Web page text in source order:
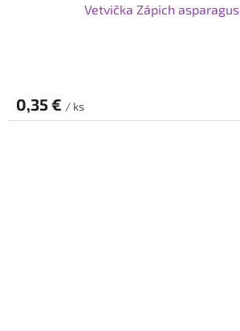
Vetvička Zápich
0,35 € / ks